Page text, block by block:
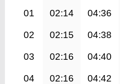
01 02:14 04:36
02 02:15 04:38
03 02:16 04:40
04 02:16 04:42